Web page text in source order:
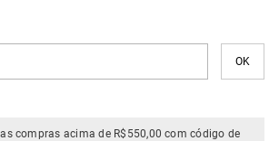
compras acima de R$550,00 com código de